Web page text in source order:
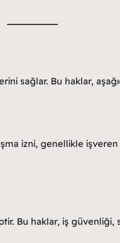
sağlar. Bu haklar,
izni, genellikle
Bu haklar, iş